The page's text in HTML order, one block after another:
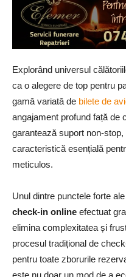
Explorând universul
ca o alegere de top pentru
gamă variată de bilete de
angajament profund față de
garantează suport non-
caracteristică esențială
meticulos.
Unul dintre punctele forte ale
check-in online efectuat
elimina complexitatea și
procesul tradițional de
pentru toate zborurile
este nu doar un mod de a